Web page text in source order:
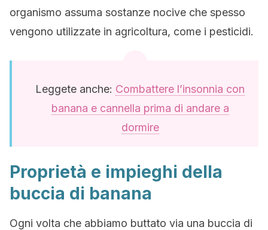
organismo assuma sostanze nocive che spesso
vengono utilizzate in agricoltura, come i pesticidi.
Leggete anche: Combattere l’insonnia con
banana e cannella prima di andare a
dormire
Proprietà e impieghi della
buccia di banana
Ogni volta che abbiamo buttato via una buccia di